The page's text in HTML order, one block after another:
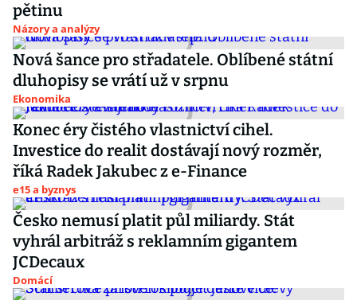
pětinu
Názory a analýzy
Nová šance pro střadatele. Oblíbené státní
dluhopisy se vrátí už v srpnu
Ekonomika
Konec éry čistého vlastnictví cihel.
Investice do realit dostávají nový rozměr,
říká Radek Jakubec z e-Finance
e15 a byznys
Česko nemusí platit půl miliardy. Stát
vyhrál arbitráž s reklamním gigantem
JCDecaux
Domácí